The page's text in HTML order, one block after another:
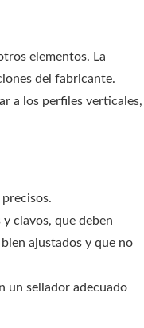
elementos. La
del fabricante.
a los perfiles verticales,
clavos, que deben
ajustados y que no
un sellador adecuado